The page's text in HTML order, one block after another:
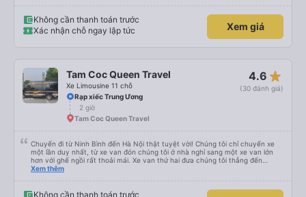
Không cần thanh toán trước
Xác nhận chỗ ngay lập tức
Xem giá
Tam Coc Queen Travel
Xe Limousine 11 chỗ
4.6 star_rate
(30 đánh giá)
Rạp xiếc Trung Ương
2 giờ
Tam Coc Queen Travel
Chuyến đi từ Ninh Bình đến Hà Nội thật tuyệt vời! Chúng tôi chỉ chuyển xe
một lần duy nhất, từ xe van đón chúng tôi ở nhà nghỉ sang một xe van lớn
hơn với ghế ngồi rất thoải mái. Xe van thứ hai đưa chúng tôi thẳng đến
khách sạn ở Hà Nội. Chúng tôi được đón lúc 11:20 và đến nơi trước 2 giờ
xe với họ lần nữa!
Xem thêm
Không cần thanh toán trước